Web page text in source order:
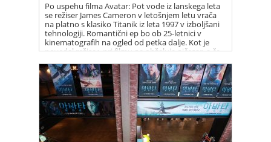
Po uspehu filma Avatar: Pot vode iz lanskega leta
se režiser James Cameron v letošnjem letu vrača
na platno s klasiko Titanik iz leta 1997 v izboljšani
tehnologiji. Romantični ep bo ob 25-letnici v
kinematografih na ogled od petka dalje. Kot je
povedal režiser, pri filmu ne obžaluje ničesar, a če